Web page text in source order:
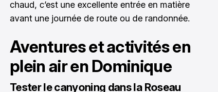
chaud, c’est une excellente entrée en matière
avant une journée de route ou de randonnée.
Aventures et activités en
plein air en Dominique
Tester le canyoning dans la Roseau